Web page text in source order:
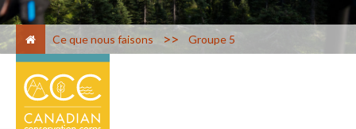
Ce que nous faisons > Groupe 5